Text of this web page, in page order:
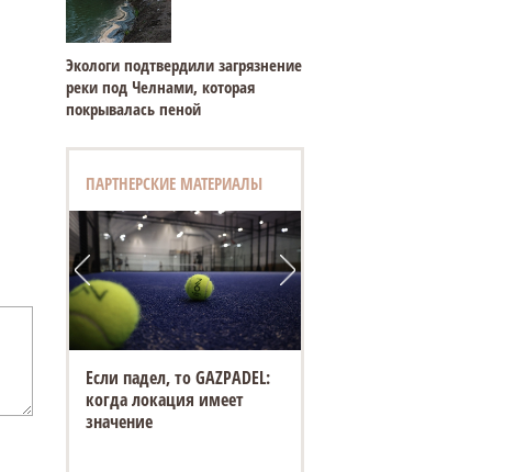
Экологи подтвердили загрязнение
реки под Челнами, которая
покрывалась пеной
ПАРТНЕРСКИЕ МАТЕРИАЛЫ
Если падел, то GAZPADEL:
когда локация имеет
значение